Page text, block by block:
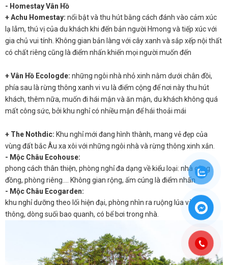
- Homestay Vân Hồ
+ Achu Homestay: nổi bật và thu hút bằng cách đánh vào cảm xúc
lạ lẫm, thú vị của du khách khi đến bản người Hmong và tiếp xúc với
gia chủ vui tính. Không gian bản làng với cây xanh và sắp xếp nội thất
có chất riêng cũng là điểm nhấn khiến mọi người muốn đến
+ Vân Hồ Ecologde: những ngôi nhà nhỏ xinh nằm dưới chân đồi,
phía sau là rừng thông xanh vi vu là điểm cộng để nơi này thu hút
khách, thêm nữa, muốn đi hái mận và ăn mận, du khách không quá
mất công sức, bởi khu nghỉ có nhiều mận để hái thoải mái
+ The Nothdic: Khu nghỉ mới đang hình thành, mang vẻ đẹp của
vùng đất bắc Âu xa xôi với những ngôi nhà và rừng thông xinh xắn.
- Mộc Châu Ecohouse:
phong cách thân thiện, phòng nghỉ đa dạng về kiểu loại: nhà cộng
đồng, phòng riêng…. Không gian rộng, ấm cúng là điểm nhấn
- Mộc Châu Ecogarden:
khu nghỉ dưỡng theo lối hiện đại, phòng nhìn ra ruộng lúa và rừng
thông, dòng suối bao quanh, có bể bơi trong nhà.